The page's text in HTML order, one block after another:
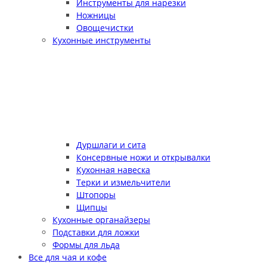
Инструменты для нарезки
Ножницы
Овощечистки
Кухонные инструменты
Дуршлаги и сита
Консервные ножи и открывалки
Кухонная навеска
Терки и измельчители
Штопоры
Щипцы
Кухонные органайзеры
Подставки для ложки
Формы для льда
Все для чая и кофе